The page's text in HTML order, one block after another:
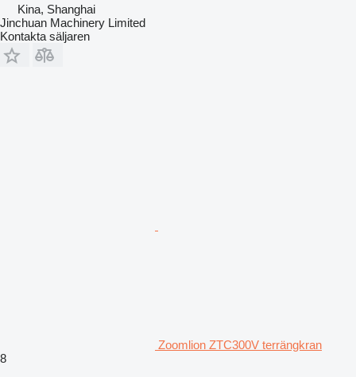
Kina, Shanghai
Jinchuan Machinery Limited
Kontakta säljaren
Zoomlion ZTC300V terrängkran
8